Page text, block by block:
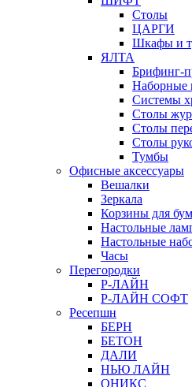
Столы
ЦАРГИ
Шкафы и
ЯЛТА
Брифинг-
Наборные
Системы
Столы
Столы
Столы
Тумбы
Офисные аксессуары
Вешалки
Зеркала
Корзины для
Настольные
Настольные
Часы
Перегородки
Р-ЛАЙН
Р-ЛАЙН СОФТ
Ресепшн
БЕРН
БЕТОН
ДАЛИ
НЬЮ ЛАЙН
ОНИКС